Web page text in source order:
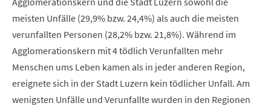
meisten Unfälle (29,9% bzw. 24,4%) als auch die meisten
verunfallten Personen (28,2% bzw. 21,8%). Während im
Agglomerationskern mit 4 tödlich Verunfallten mehr
Menschen ums Leben kamen als in jeder anderen Region,
ereignete sich in der Stadt Luzern kein tödlicher Unfall. Am
wenigsten Unfälle und Verunfallte wurden in den Regionen